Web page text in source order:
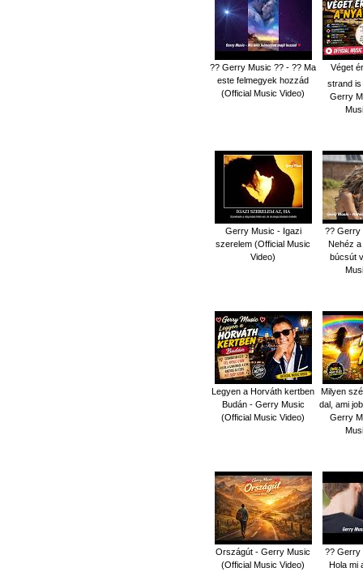
?? Gerry Music ?? - ?? Ma
este felmegyek hozzád
(Official Music Video)
Véget
strand
Gerry
Gerry Music - Igazi
szerelem (Official Music
Video)
?? Gerry
Nehéz
búcsút
Legyen a Horváth kertben
Budán - Gerry Music
(Official Music Video)
Milyen
dal, ami
Gerry
Országút - Gerry Music
(Official Music Video)
?? Gerry
Hola mi